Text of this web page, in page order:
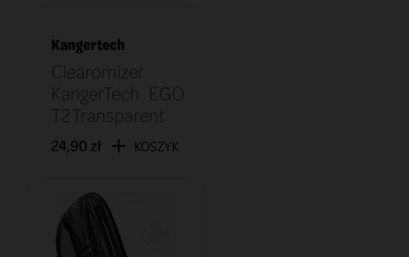
Kangertech
Clearomizer
KangerTech EGO
T2 Transparent
24,90 zł KOSZYK